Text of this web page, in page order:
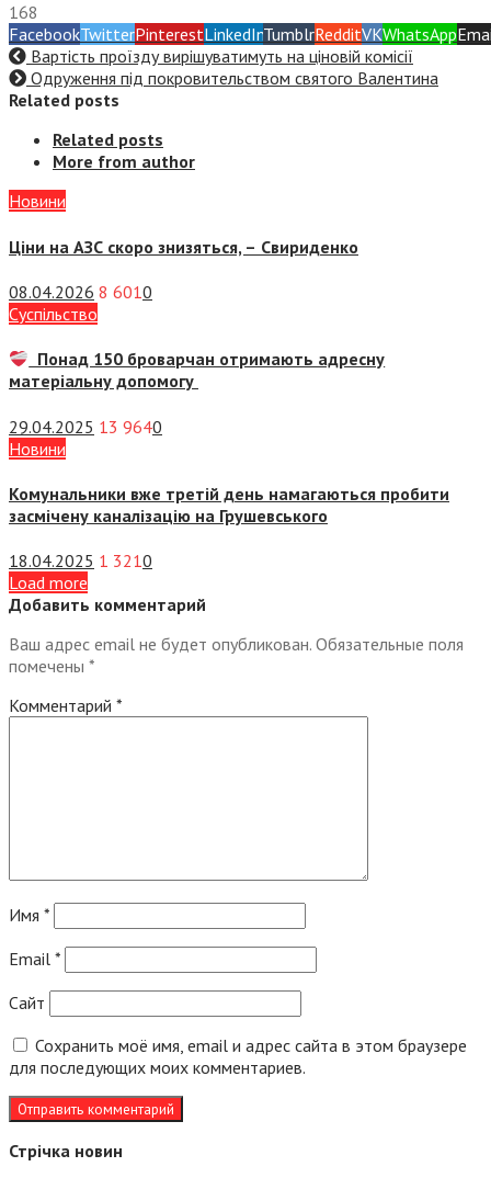
168
FacebookTwitterPinterestLinkedInTumblrRedditVKWhatsApp
Вартість проїзду вирішуватимуть на ціновій комісії
Одруження під покровительством святого Валентина
Related posts
Related posts
More from author
Новини
Ціни на АЗС скоро знизяться, – Свириденко
08.04.2026 8 6010
Суспiльство
Понад 150 броварчан отримають адресну
матеріальну допомогу
29.04.2025 13 9640
Новини
Комунальники вже третій день намагаються пробити
засмічену каналізацію на Грушевського
18.04.2025 1 3210
Load more
Добавить комментарий
Ваш адрес email не будет опубликован. Обязательные поля
помечены *
Комментарий *
Имя *
Email *
Сайт
Сохранить моё имя, email и адрес сайта в этом браузере
для последующих моих комментариев.
Стрічка новин